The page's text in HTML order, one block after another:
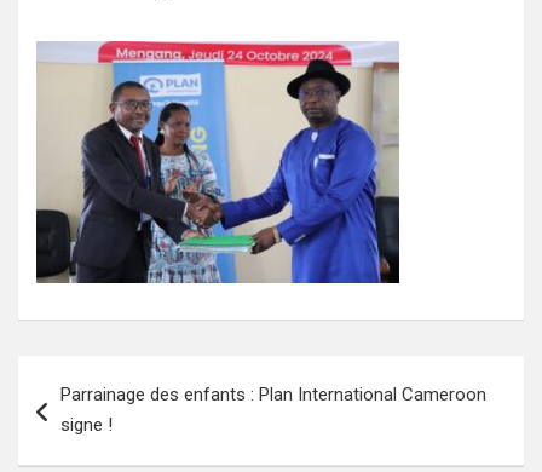
de
Parrainage des enfants : Plan International Cameroon
signe !